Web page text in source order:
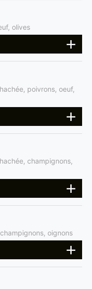
olives
poivrons, oeuf,
champignons,
oignons